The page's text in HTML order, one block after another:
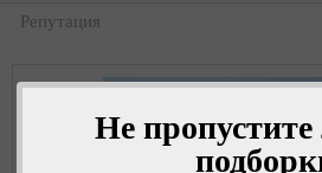
Не
Репутация